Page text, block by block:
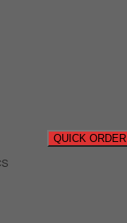
QUICK ORDER